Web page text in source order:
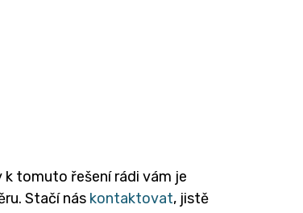
tomuto řešení rádi vám je
Stačí nás kontaktovat, jistě